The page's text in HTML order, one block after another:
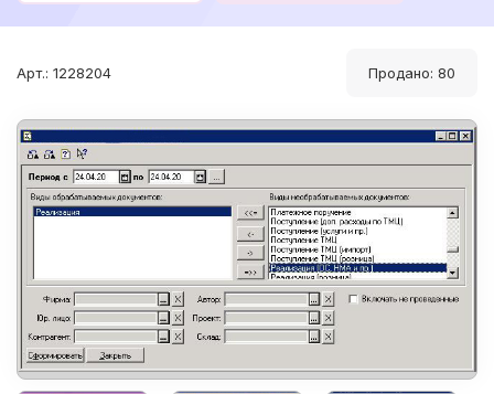
Арт.: 1228204 Продано: 80